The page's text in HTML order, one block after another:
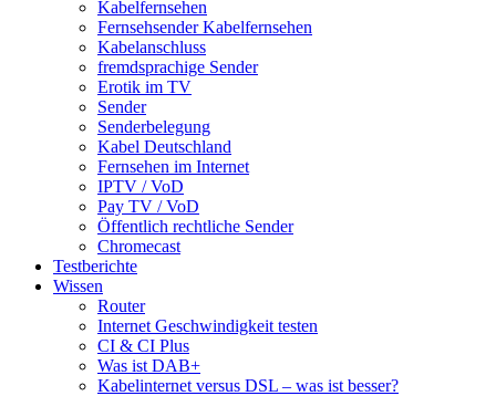
Kabelfernsehen
Fernsehsender Kabelfernsehen
Kabelanschluss
fremdsprachige Sender
Erotik im TV
Sender
Senderbelegung
Kabel Deutschland
Fernsehen im Internet
IPTV / VoD
Pay TV / VoD
Öffentlich rechtliche Sender
Chromecast
Testberichte
Wissen
Router
Internet Geschwindigkeit testen
CI & CI Plus
Was ist DAB+
Kabelinternet versus DSL – was ist besser?